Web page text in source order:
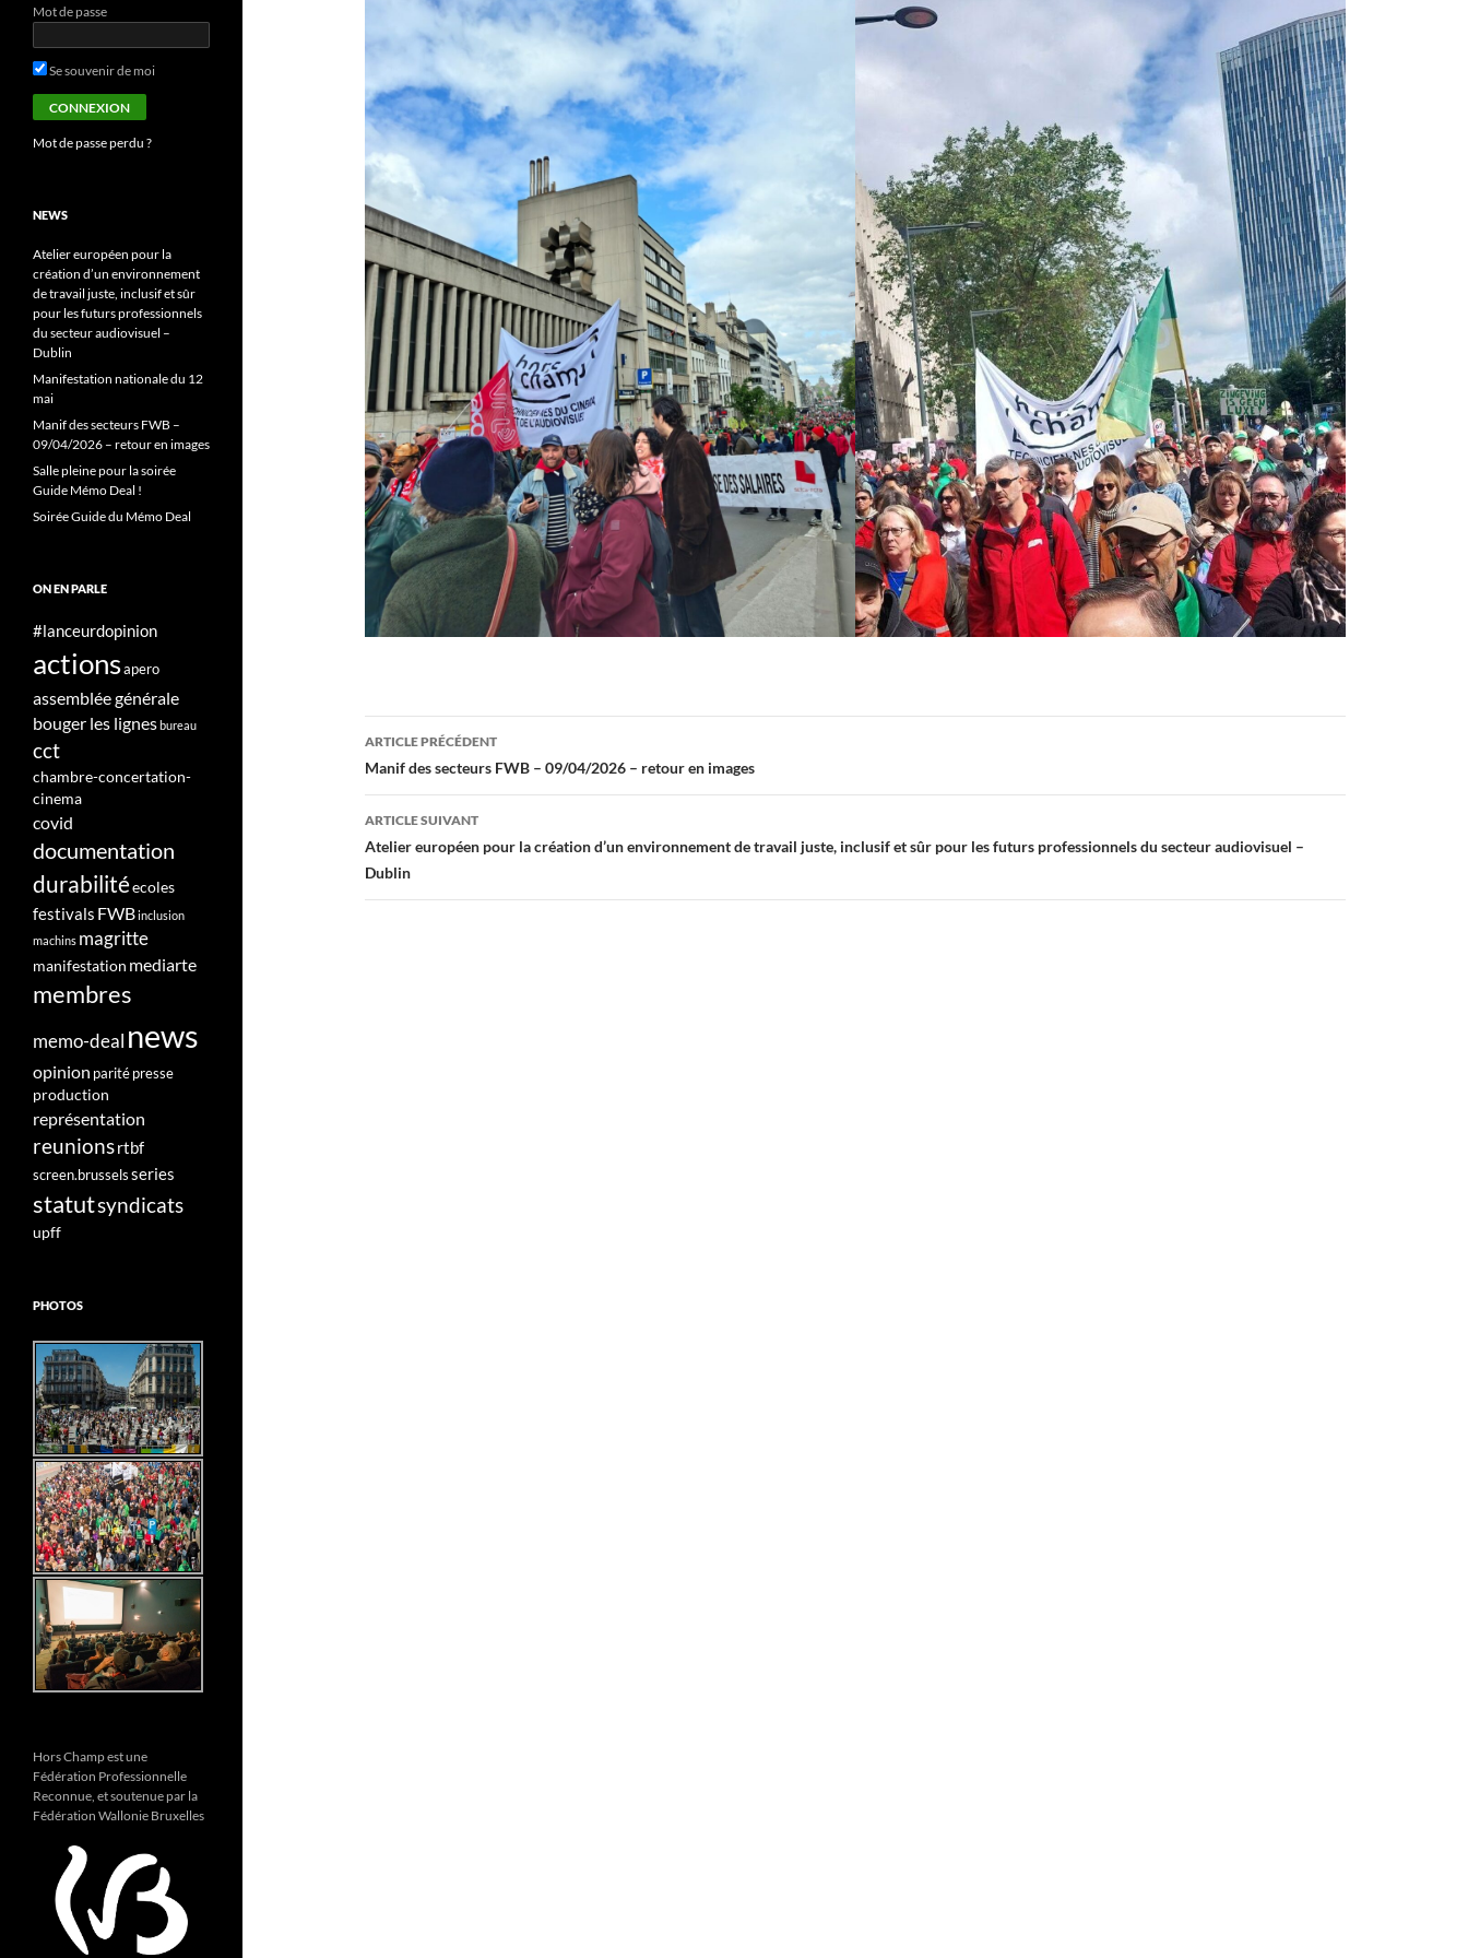
Navigation
des
articles
ARTICLE PRÉCÉDENT
Manif des secteurs FWB – 09/04/2026 – retour en images
ARTICLE SUIVANT
Atelier européen pour la création d’un environnement de travail juste, inclusif et sûr pour les futurs professionnels du secteur audiovisuel –
Dublin
Mot de passe
Se souvenir de moi
Mot de passe perdu ?
NEWS
Atelier européen pour la
création d’un environnement
de travail juste, inclusif et sûr
pour les futurs professionnels
du secteur audiovisuel –
Dublin
Manifestation nationale du 12
mai
Manif des secteurs FWB –
09/04/2026 – retour en images
Salle pleine pour la soirée
Guide Mémo Deal !
Soirée Guide du Mémo Deal
ON EN PARLE
#lanceurdopinion
actionsapero
assemblée générale
bouger les lignesbureau
cct
chambre-concertation-
cinema
covid
documentation
durabilitéecoles
festivals FWBinclusion
machins magritte
manifestation mediarte
membres
memo-deal news
opinion parité presse
production
représentation
reunionsrtbf
screen.brussels series
statutsyndicats
upff
PHOTOS
Hors Champ est une
Fédération Professionnelle
Reconnue, et soutenue par la
Fédération Wallonie Bruxelles